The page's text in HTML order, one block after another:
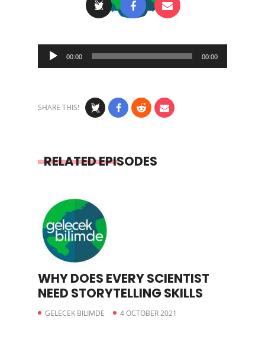
Audio
Player
00:00 00:00
SHARE THIS!
RELATED EPISODES
WHY DOES EVERY SCIENTIST
NEED STORYTELLING SKILLS
GELECEK BILIMDE 4 OCTOBER 2021